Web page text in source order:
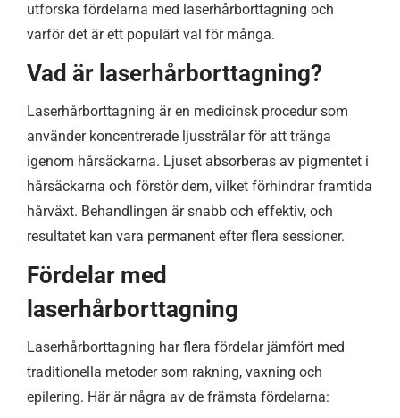
utforska fördelarna med laserhårborttagning och
varför det är ett populärt val för många.
Vad är laserhårborttagning?
Laserhårborttagning är en medicinsk procedur som
använder koncentrerade ljusstrålar för att tränga
igenom hårsäckarna. Ljuset absorberas av pigmentet i
hårsäckarna och förstör dem, vilket förhindrar framtida
hårväxt. Behandlingen är snabb och effektiv, och
resultatet kan vara permanent efter flera sessioner.
Fördelar med
laserhårborttagning
Laserhårborttagning har flera fördelar jämfört med
traditionella metoder som rakning, vaxning och
epilering. Här är några av de främsta fördelarna: